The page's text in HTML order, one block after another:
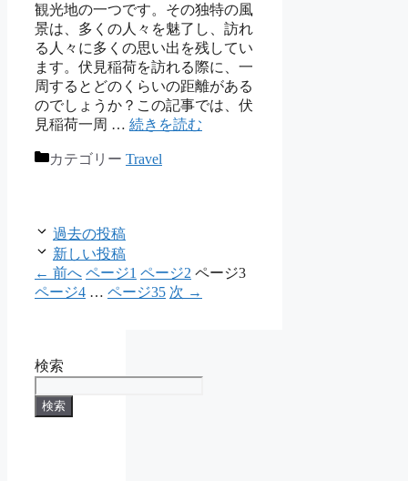
観光地の一つです。その独特の風
景は、多くの人々を魅了し、訪れ
る人々に多くの思い出を残してい
ます。伏見稲荷を訪れる際に、一
周するとどのくらいの距離がある
のでしょうか？この記事では、伏
見稲荷一周 … 続きを読む
カテゴリー Travel
過去の投稿
新しい投稿
← 前へ ページ1 ページ2 ページ3
ページ4 … ページ35 次 →
検索
検索